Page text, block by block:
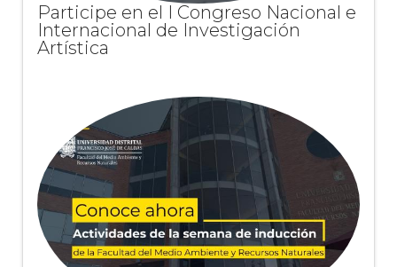
Participe en el I Congreso Nacional e
Internacional de Investigación
Artística